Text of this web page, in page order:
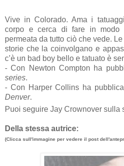
Vive in Colorado. Ama i
corpo e cerca di fare in modo
permeata da tutto ciò che vede.
storie che la coinvolgano e
c’è un bad boy bello e tatuato è
- Con Newton Compton ha
series.
- Con Harper Collins ha
Denver.
Puoi seguire Jay Crownover sulla
Della stessa autrice:
(Clicca sull'immagine per vedere il post